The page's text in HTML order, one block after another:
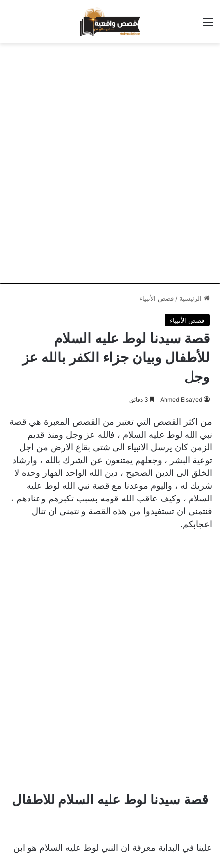
القائمة
الرئيسية / قصص الأنبياء
قصص الأنبياء
قصة سيدنا لوط عليه السلام
للأطفال وبيان جزاء الكفر بالله عز
وجل
Ahmed Elsayed
من اكثر القصص التي تعتبر من القصص المعبرة هي قصة
نبي الله لوط عليه السلام ، فالله عز وجل ومنذ قديم
الزمن كان يرسل الانبياء الى شتى بقاع الارض من اجل
توعية البشر ، وجعلهم يمتنعون عن الشرك بالله ، وارشاد
الخلق الى الدين الصحيح ، دين الله الواحد القهار وحده لا
شريك له ، واليوم موعدنا مع قصة نبي الله لوط عليه
السلام ، وكيف عاقب الله قومه بسبب تكبرهم وعنادهم ،
فنتمنى ان تستفيدوا من هذه القصة و نتمنى ان تنال
اعجابكم.
قصة سيدنا لوط عليه السلام للاطفال
علينا في البداية معرفة ان النبي لوط عليه السلام هو ابن